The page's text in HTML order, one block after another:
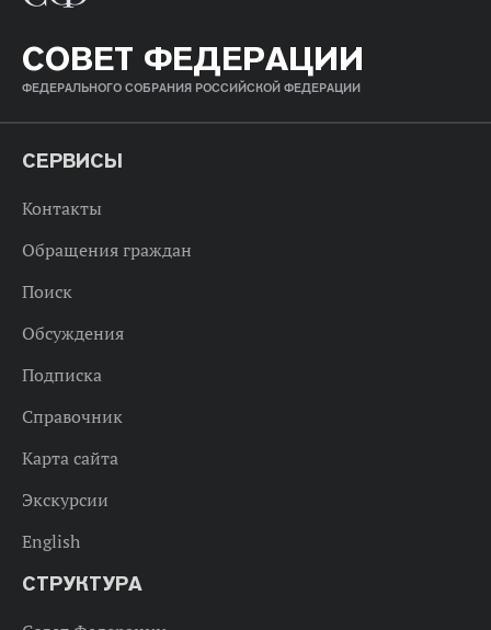
СОВЕТ ФЕДЕРАЦИИ
ФЕДЕРАЛЬНОГО СОБРАНИЯ РОССИЙСКОЙ ФЕДЕРАЦИИ
СЕРВИСЫ
Контакты
Обращения граждан
Поиск
Обсуждения
Подписка
Справочник
Карта сайта
Экскурсии
English
СТРУКТУРА